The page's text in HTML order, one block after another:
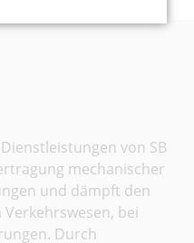
von SB
mechanischer
und dämpft den
bei
Durch